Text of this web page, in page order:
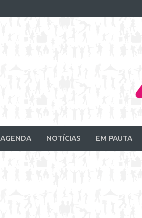
AGENDA NOTÍCIAS EM PAUTA